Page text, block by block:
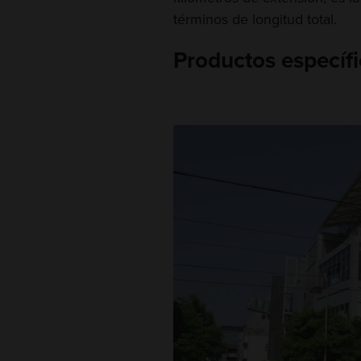
términos de longitud total.
Productos